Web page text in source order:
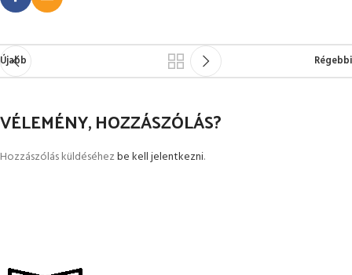
Újabb Régebbi
VÉLEMÉNY, HOZZÁSZÓLÁS?
Hozzászólás küldéséhezbe kell jelentkezni.